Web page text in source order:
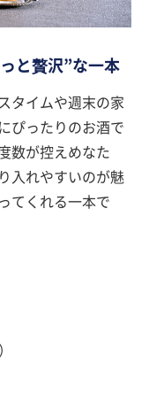
と贅沢”な一本
タイムや週末の家
ぴったりのお酒で
数が控えめなた
入れやすいのが魅
てくれる一本で